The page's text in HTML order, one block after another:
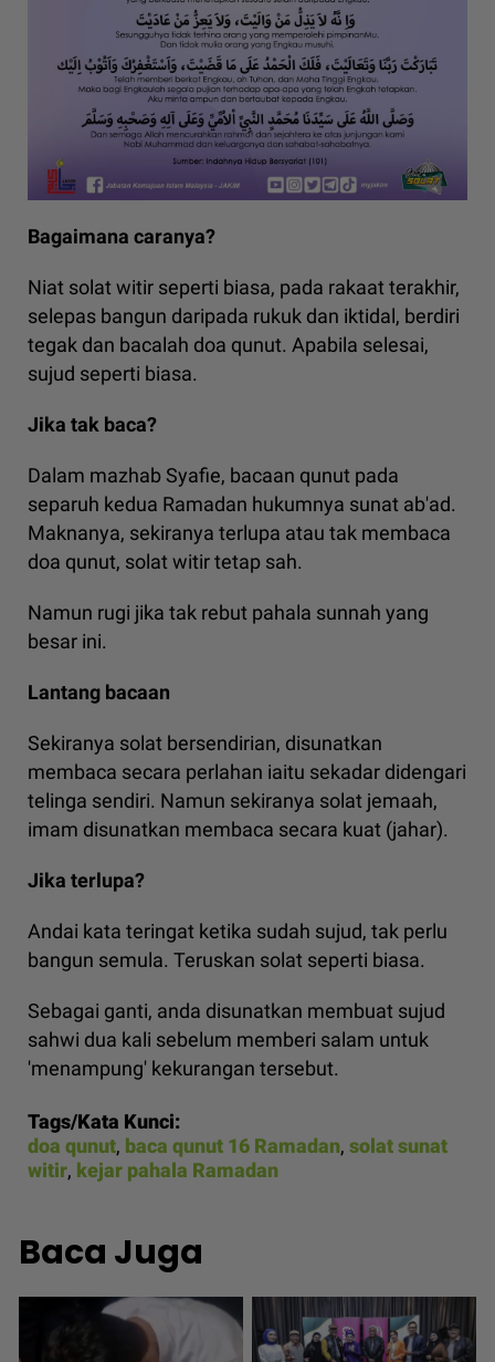
Bagaimana caranya?
Niat solat witir seperti biasa, pada rakaat terakhir,
selepas bangun daripada rukuk dan iktidal, berdiri
tegak dan bacalah doa qunut. Apabila selesai,
sujud seperti biasa.
Jika tak baca?
Dalam mazhab Syafie, bacaan qunut pada
separuh kedua Ramadan hukumnya sunat ab'ad.
Maknanya, sekiranya terlupa atau tak membaca
doa qunut, solat witir tetap sah.
Namun rugi jika tak rebut pahala sunnah yang
besar ini.
Lantang bacaan
Sekiranya solat bersendirian, disunatkan
membaca secara perlahan iaitu sekadar didengari
telinga sendiri. Namun sekiranya solat jemaah,
imam disunatkan membaca secara kuat (jahar).
Jika terlupa?
Andai kata teringat ketika sudah sujud, tak perlu
bangun semula. Teruskan solat seperti biasa.
Sebagai ganti, anda disunatkan membuat sujud
sahwi dua kali sebelum memberi salam untuk
'menampung' kekurangan tersebut.
Tags/Kata Kunci:
doa qunut, baca qunut 16 Ramadan, solat sunat
witir, kejar pahala Ramadan
Baca Juga